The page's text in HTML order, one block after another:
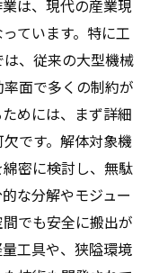
は、現代の産業現
ています。特に工
、従来の大型機械
面で多くの制約が
めには、まず詳細
です。解体対象機
密に検討し、無駄
な分解やモジュー
でも安全に搬出が
工具や、狭隘環境